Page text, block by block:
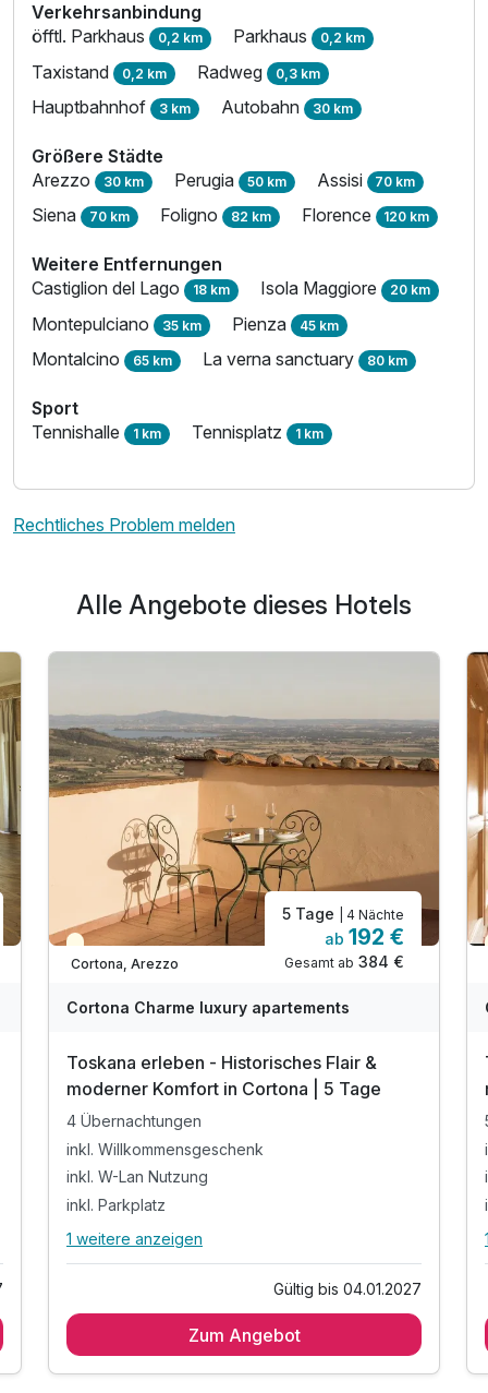
Verkehrsanbindung
öfftl. Parkhaus 0,2 km Parkhaus 0,2 km
Taxistand 0,2 km Radweg 0,3 km
Hauptbahnhof 3 km Autobahn 30 km
Größere Städte
Arezzo 30 km Perugia 50 km Assisi 70 km
Siena 70 km Foligno 82 km Florence 120 km
Weitere Entfernungen
Castiglion del Lago 18 km Isola Maggiore 20 km
Montepulciano 35 km Pienza 45 km
Montalcino 65 km La verna sanctuary 80 km
Sport
Tennishalle 1 km Tennisplatz 1 km
Rechtliches Problem melden
Alle Angebote dieses Hotels
Teilweise ausgelastet
Cortona, Arezzo
5 Tage | 4 Nächte
ab 192 €
Gesamt ab 384 €
Cortona Charme luxury apartements
Toskana erleben - Historisches Flair &
moderner Komfort in Cortona | 5 Tage
4 Übernachtungen
inkl. Willkommensgeschenk
inkl. W-Lan Nutzung
inkl. Parkplatz
Alle Inklusivleistungen
inkl. Willkommensgeschenk
1 weitere anzeigen
Gültig bis 04.01.2027
Zum Angebot